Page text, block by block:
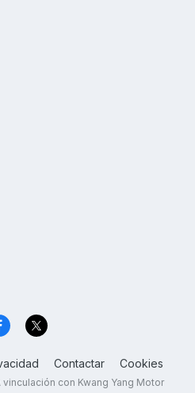
Contactar Cookies
vinculación con Kwang Yang Motor